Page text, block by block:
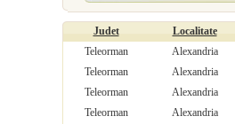
Judet Localitate
Teleorman
Alexandria
Teleorman
Alexandria
Teleorman
Alexandria
Teleorman
Alexandria